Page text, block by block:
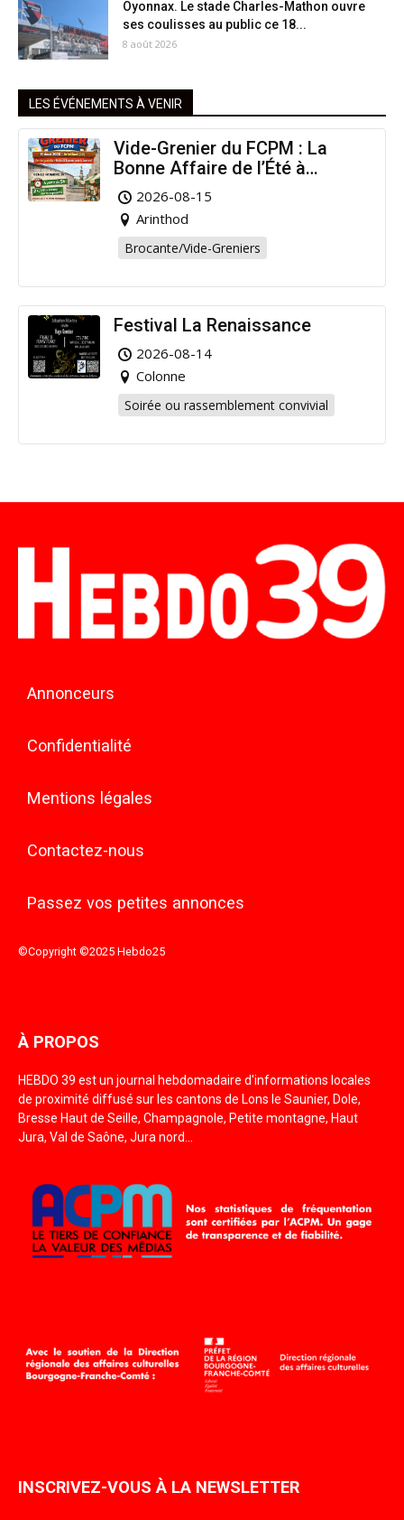
Oyonnax. Le stade Charles-Mathon ouvre
ses coulisses au public ce 18...
8 août 2026
LES ÉVÉNEMENTS À VENIR
Vide-Grenier du FCPM : La
Bonne Affaire de l’Été à
Arinthod !
2026-08-15
Arinthod
Brocante/Vide-Greniers
Festival La Renaissance
2026-08-14
Colonne
Soirée ou rassemblement convivial